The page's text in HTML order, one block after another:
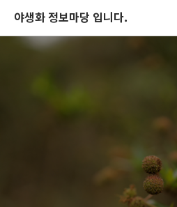
야생화 정보마당 입니다.